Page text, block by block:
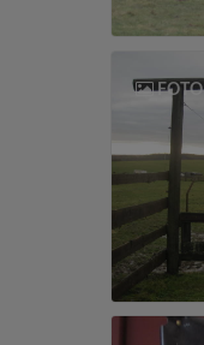
FOTO